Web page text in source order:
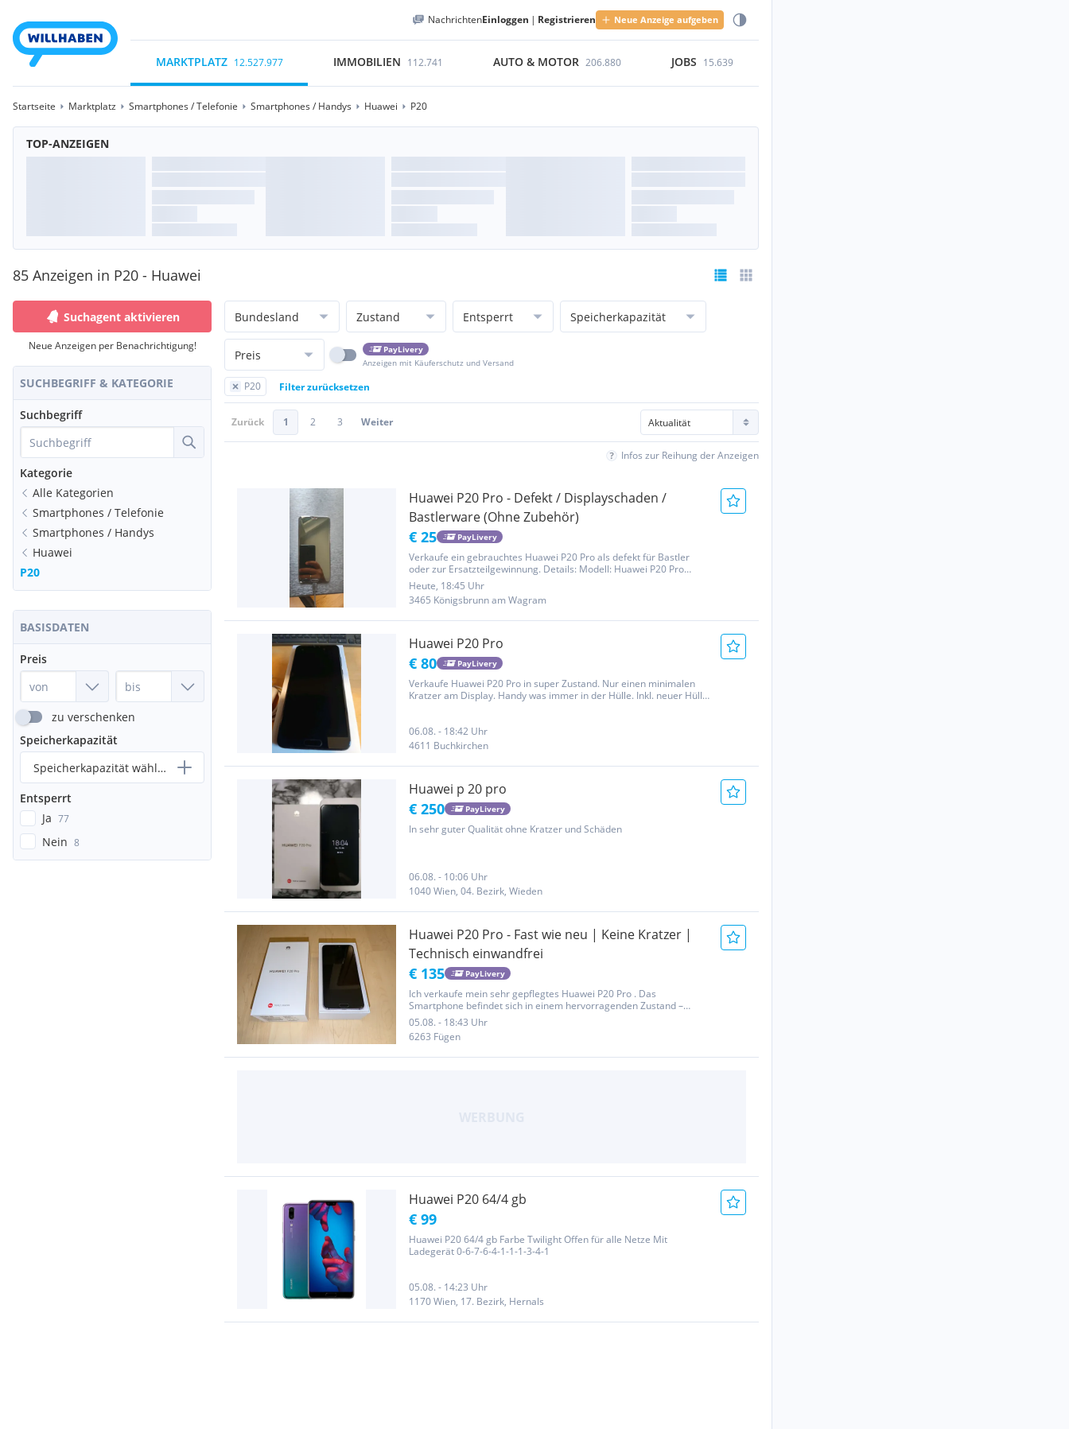
NachrichtenEinloggen | Registrieren Neue Anzeige aufgeben
MARKTPLATZ 12.527.977 IMMOBILIEN 112.741 AUTO & MOTOR 206.880 JOBS 15.639
Startseite Marktplatz Smartphones / Telefonie Smartphones / Handys Huawei P20
TOP-ANZEIGEN
85 Anzeigen in P20 - Huawei
Suchagent aktivieren
Neue Anzeigen per Benachrichtigung!
SUCHBEGRIFF & KATEGORIE
Suchbegriff
Kategorie
Alle Kategorien
Smartphones / Telefonie
Smartphones / Handys
Huawei
P20
BASISDATEN
Preis
zu verschenken
Speicherkapazität
Speicherkapazität wählen...
Entsperrt
Ja 77
Nein 8
Bundesland Zustand Entsperrt Speicherkapazität
Preis
PayLivery
Anzeigen mit Käuferschutz und Versand
P20 Filter zurücksetzen
Zurück 1 2 3 Weiter
Infos zur Reihung der Anzeigen
Huawei P20 Pro - Defekt / Displayschaden /
Bastlerware (Ohne Zubehör)
€ 25 PayLivery
Verkaufe ein gebrauchtes Huawei P20 Pro als defekt für Bastler
oder zur Ersatzteilgewinnung. Details: Modell: Huawei P20 Pro
(Farbe: Twilight / Blau-Grün) Zustand: Defekt / Displayschaden. Das
Display bleibt schwarz, aber die Lade-LED leuchtet beim...
Heute, 18:45 Uhr
3465 Königsbrunn am Wagram
Huawei P20 Pro
€ 80 PayLivery
Verkaufe Huawei P20 Pro in super Zustand. Nur einen minimalen
Kratzer am Display. Handy was immer in der Hülle. Inkl. neuer Hülle
06.08. - 18:42 Uhr
4611 Buchkirchen
Huawei p 20 pro
€ 250 PayLivery
In sehr guter Qualität ohne Kratzer und Schäden
06.08. - 10:06 Uhr
1040 Wien, 04. Bezirk, Wieden
Huawei P20 Pro - Fast wie neu | Keine Kratzer |
Technisch einwandfrei
€ 135 PayLivery
Ich verkaufe mein sehr gepflegtes Huawei P20 Pro . Das
Smartphone befindet sich in einem hervorragenden Zustand –
optisch wie technisch! Es ist zwar schon ein etwas älteres Modell,
wurde aber stets pfleglich behandelt und läuft nach wie vor
absolut...
05.08. - 18:43 Uhr
6263 Fügen
Huawei P20 64/4 gb
€ 99
Huawei P20 64/4 gb Farbe Twilight Offen für alle Netze Mit
Ladegerät 0-6-7-6-4-1-1-1-3-4-1
05.08. - 14:23 Uhr
1170 Wien, 17. Bezirk, Hernals